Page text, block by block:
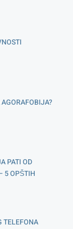
PATI OD
5 OPŠTIH
TELEFONA